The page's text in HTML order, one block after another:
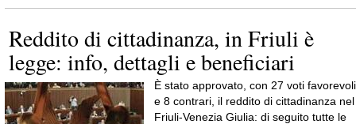
Reddito di cittadinanza, in Friuli è
legge: info, dettagli e beneficiari
È stato approvato, con 27 voti favorevoli
e 8 contrari, il reddito di cittadinanza nel
Friuli-Venezia Giulia: di seguito tutte le